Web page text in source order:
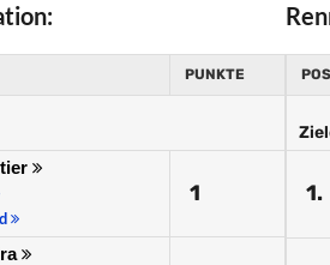
PUNKTE
1
POS
1.